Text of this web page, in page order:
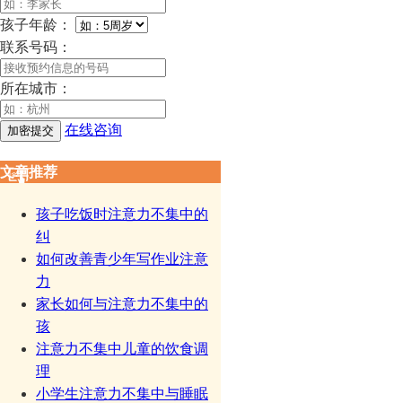
孩子年龄：
联系号码：
所在城市：
在线咨询
文章推荐
孩子吃饭时注意力不集中的
纠
如何改善青少年写作业注意
力
家长如何与注意力不集中的
孩
注意力不集中儿童的饮食调
理
小学生注意力不集中与睡眠